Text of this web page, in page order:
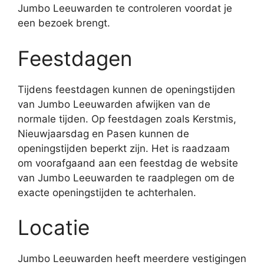
Jumbo Leeuwarden te controleren voordat je
een bezoek brengt.
Feestdagen
Tijdens feestdagen kunnen de openingstijden
van Jumbo Leeuwarden afwijken van de
normale tijden. Op feestdagen zoals Kerstmis,
Nieuwjaarsdag en Pasen kunnen de
openingstijden beperkt zijn. Het is raadzaam
om voorafgaand aan een feestdag de website
van Jumbo Leeuwarden te raadplegen om de
exacte openingstijden te achterhalen.
Locatie
Jumbo Leeuwarden heeft meerdere vestigingen